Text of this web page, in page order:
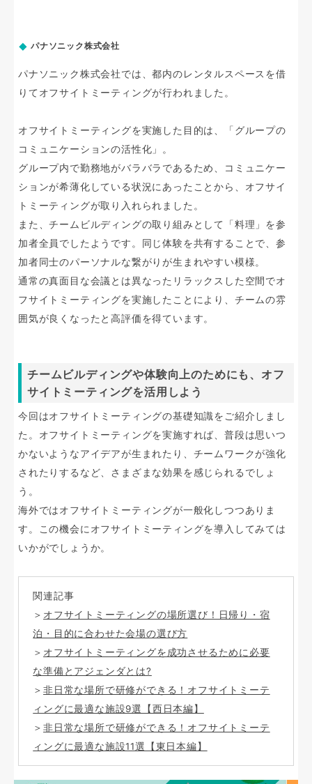
パナソニック株式会社
パナソニック株式会社では、都内のレンタルスペースを借
りてオフサイトミーティングが行われました。
オフサイトミーティングを実施した目的は、「グループの
コミュニケーションの活性化」。
グループ内で勤務地がバラバラであるため、コミュニケー
ションが希薄化している状況にあったことから、オフサイ
トミーティングが取り入れられました。
また、チームビルディングの取り組みとして「料理」を参
加者全員でしたようです。同じ体験を共有することで、参
加者同士のパーソナルな繋がりが生まれやすい模様。
通常の真面目な会議とは異なったリラックスした空間でオ
フサイトミーティングを実施したことにより、チームの雰
囲気が良くなったと高評価を得ています。
チームビルディングや体験向上のためにも、オフ
サイトミーティングを活用しよう
今回はオフサイトミーティングの基礎知識をご紹介しまし
た。オフサイトミーティングを実施すれば、普段は思いつ
かないようなアイデアが生まれたり、チームワークが強化
されたりするなど、さまざまな効果を感じられるでしょ
う。
海外ではオフサイトミーティングが一般化しつつありま
す。この機会にオフサイトミーティングを導入してみては
いかがでしょうか。
関連記事
＞ オフサイトミーティングの場所選び！日帰り・宿
泊・目的に合わせた会場の選び方
＞ オフサイトミーティングを成功させるために必要
な準備とアジェンダとは?
＞非日常な場所で研修ができる！オフサイトミーテ
ィングに最適な施設9選【西日本編】
＞非日常な場所で研修ができる！オフサイトミーテ
ィングに最適な施設11選【東日本編】